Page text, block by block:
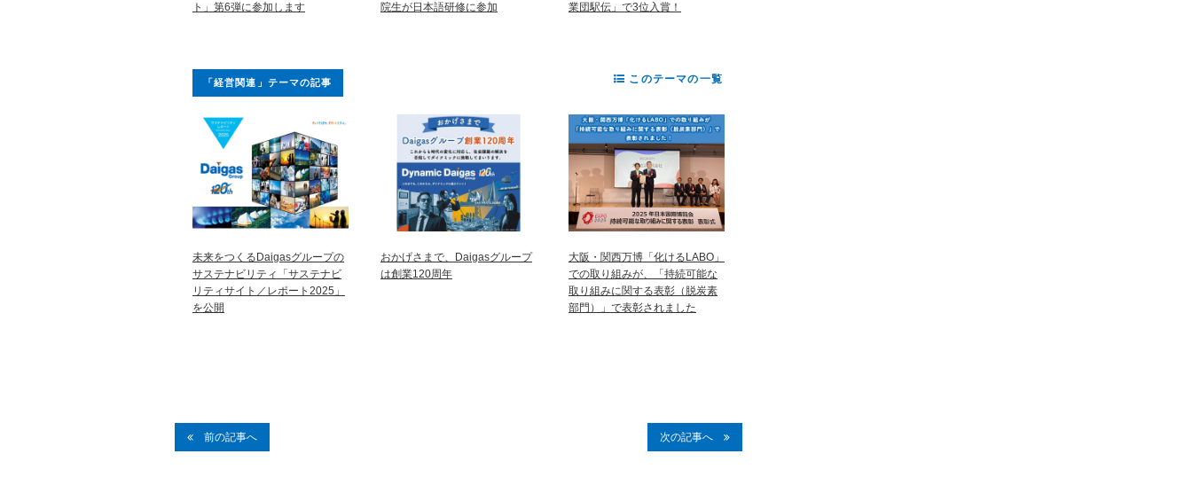
ト」第6弾に参加します
院生が日本語研修に参加
業団駅伝」で3位入賞！
「経営関連」テーマの記事
未来をつくるDaigasグループの
サステナビリティ「サステナビ
リティサイト／レポート2025」
を公開
おかげさまで、Daigasグループ
は創業120周年
大阪・関西万博「化けるLABO」
での取り組みが、「持続可能な
取り組みに関する表彰（脱炭素
部門）」で表彰されました
このテーマの一覧
前の記事へ 次の記事へ